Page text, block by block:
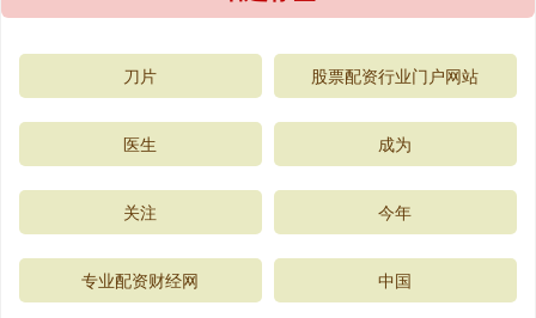
刀片 股票配资行业门户网站
医生 成为
关注 今年
专业配资财经网 中国